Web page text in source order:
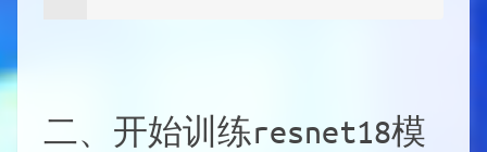
二、开始训练resnet18模